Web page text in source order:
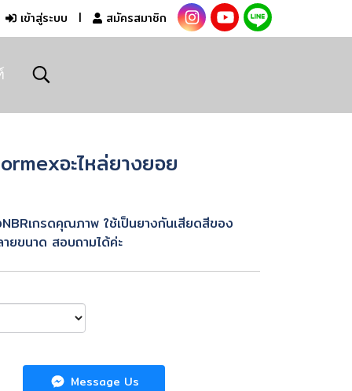
เข้าสู่ระบบ สมัครสมาชิก
อะไหล่ยางยอย
เกรดคุณภาพ ใช้เป็นยางกันเสียดสีของ
ยขนาด สอบถามได้ค่ะ
Message Us